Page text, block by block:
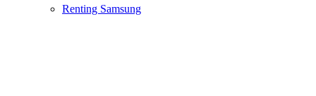
Renting Samsung